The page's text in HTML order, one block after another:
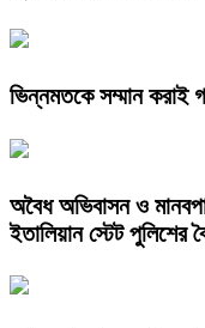
ভিন্নমতকে সম্মান করাই
অবৈধ অভিবাসন ও
ইতালিয়ান স্টেট পুলিশের